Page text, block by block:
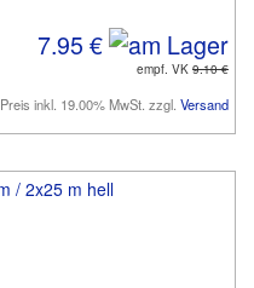
7.95 €
empf. VK 9.10 €
Preis inkl. 19.00% MwSt. zzgl. Versand